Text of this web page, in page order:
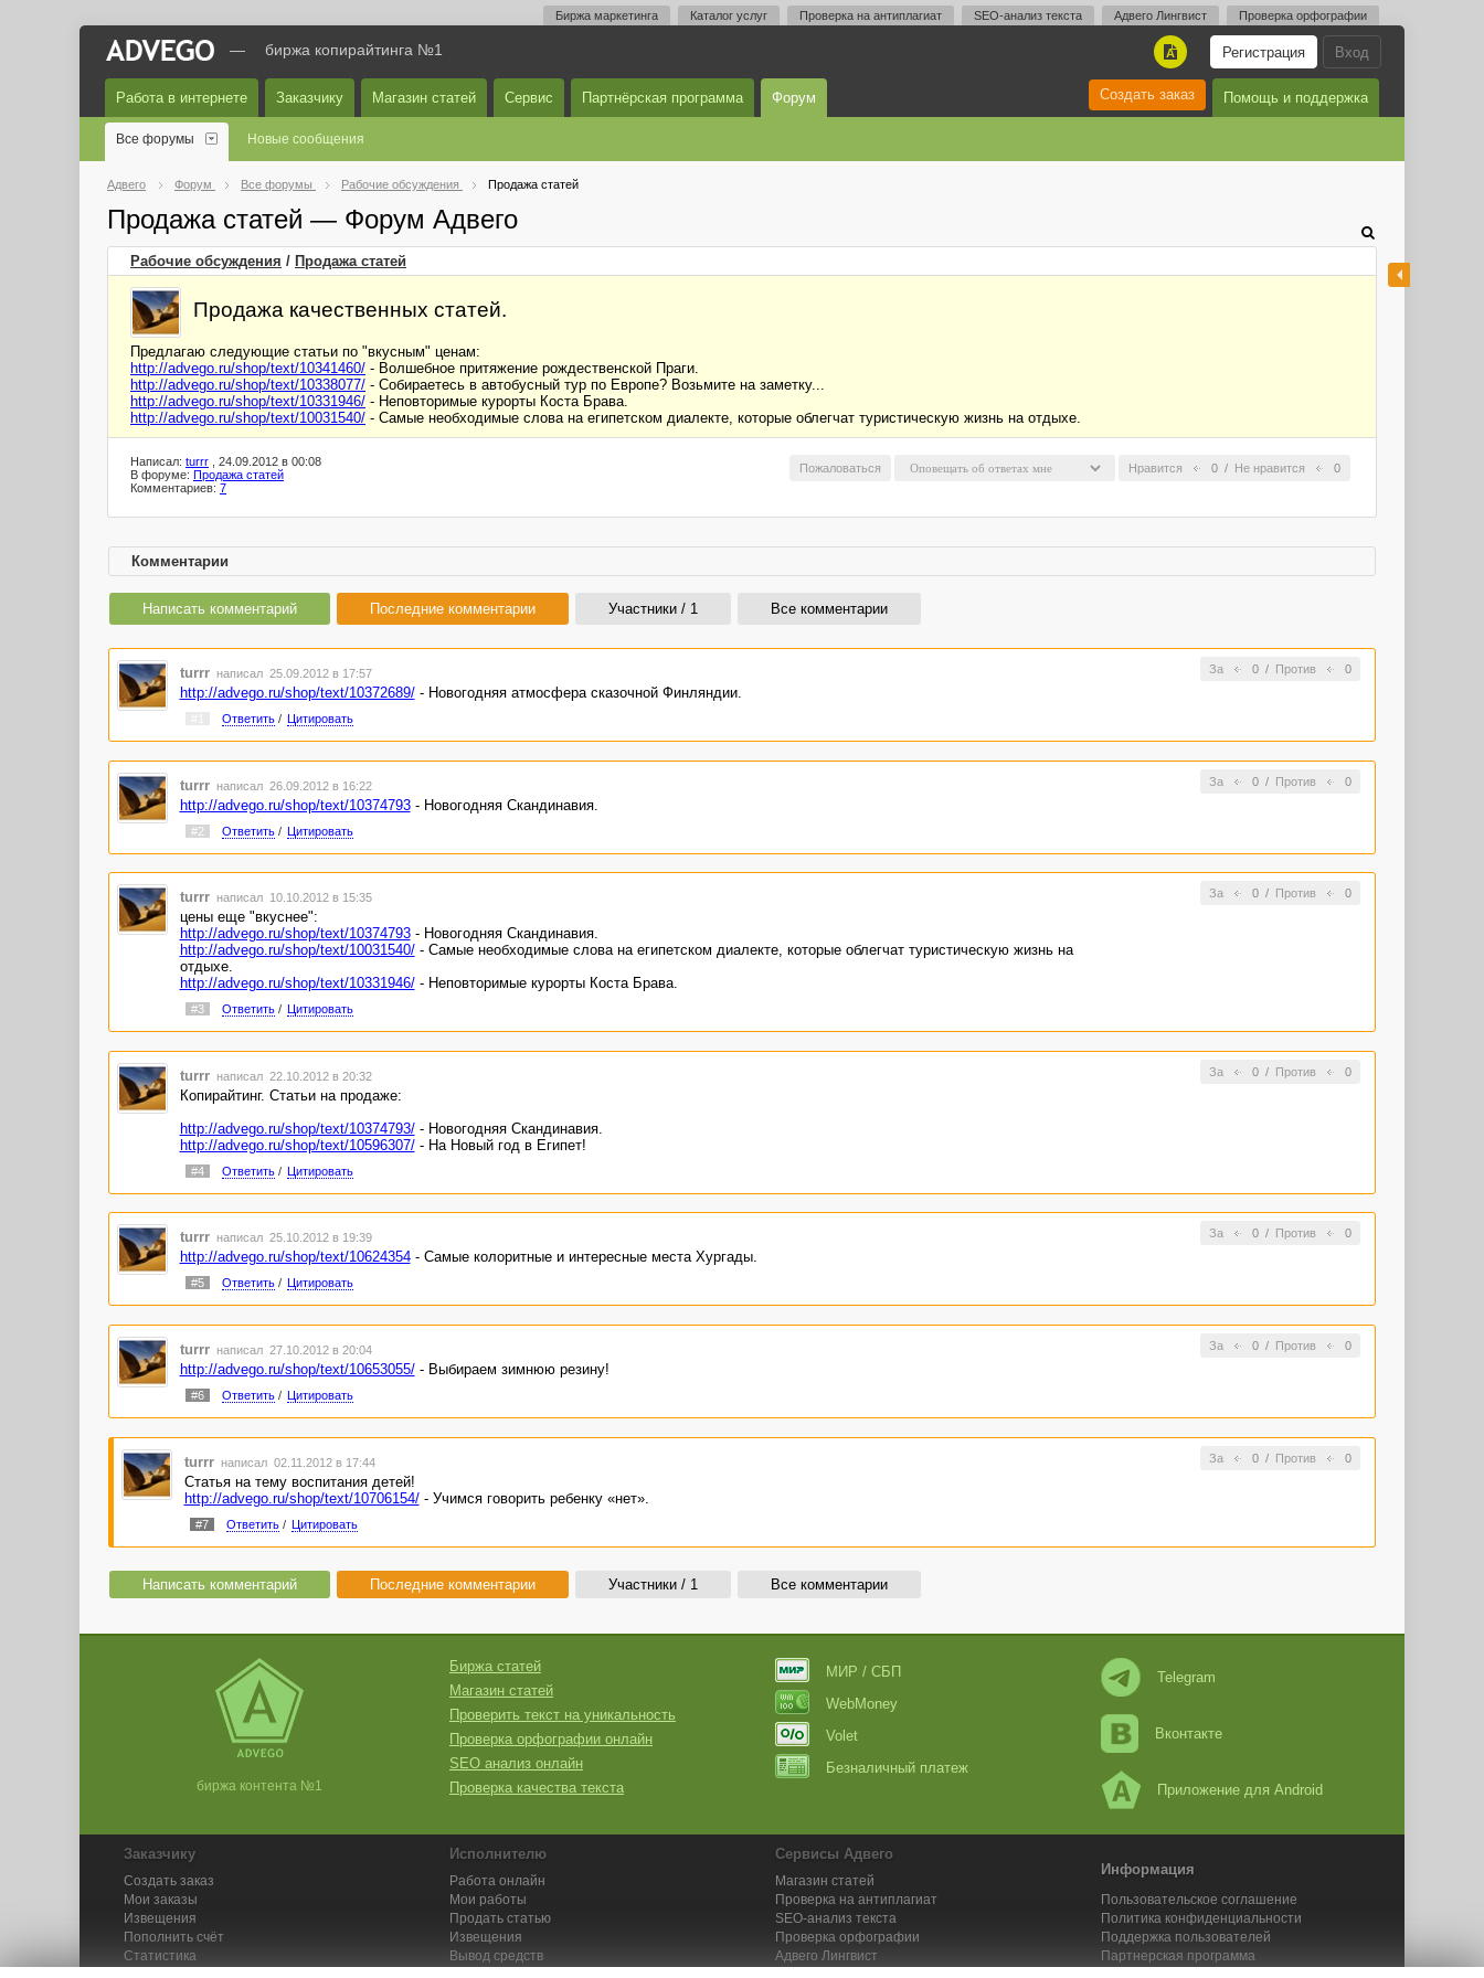
Биржа маркетинга Каталог услуг Проверка на антиплагиат SEO-анализ текста Адвего Лингвист Проверка орфографии
Вход
Регистрация
A
— биржа копирайтинга №1
Работа в интернете Заказчику Магазин статей Сервис Партнёрская программа Форум Помощь и поддержка
Создать заказ
Все форумы Новые сообщения
Адвего Форум Все форумы Рабочие обсуждения Продажа статей
Продажа статей — Форум Адвего
Рабочие обсуждения / Продажа статей
Продажа качественных статей.
Предлагаю следующие статьи по "вкусным" ценам:
http://advego.ru/shop/text/10341460/ - Волшебное притяжение рождественской Праги.
http://advego.ru/shop/text/10338077/ - Собираетесь в автобусный тур по Европе? Возьмите на заметку...
http://advego.ru/shop/text/10331946/ - Неповторимые курорты Коста Брава.
http://advego.ru/shop/text/10031540/ - Самые необходимые слова на египетском диалекте, которые облегчат туристическую жизнь на отдыхе.
Нравится 0 / Не нравится 0
Пожаловаться
Написал: turrr , 24.09.2012 в 00:08
В форуме: Продажа статей
Комментариев: 7
Комментарии
Написать комментарий Последние комментарии Участники / 1 Все комментарии
За 0/ Против 0
turrr написал 25.09.2012 в 17:57
http://advego.ru/shop/text/10372689/- Новогодняя атмосфера сказочной Финляндии.
Ответить/ Цитировать
За 0/ Против 0
turrr написал 26.09.2012 в 16:22
http://advego.ru/shop/text/10374793- Новогодняя Скандинавия.
#2 Ответить/ Цитировать
За 0/ Против 0
turrr написал 10.10.2012 в 15:35
цены еще "вкуснее":
http://advego.ru/shop/text/10374793- Новогодняя Скандинавия.
http://advego.ru/shop/text/10031540/- Самые необходимые слова на египетском диалекте, которые облегчат туристическую жизнь на
отдыхе.
http://advego.ru/shop/text/10331946/- Неповторимые курорты Коста Брава.
#3 Ответить/ Цитировать
За 0/ Против 0
turrr написал 22.10.2012 в 20:32
Копирайтинг. Статьи на продаже:
http://advego.ru/shop/text/10374793/- Новогодняя Скандинавия.
http://advego.ru/shop/text/10596307/- На Новый год в Египет!
#4 Ответить/ Цитировать
За 0/ Против 0
turrr написал 25.10.2012 в 19:39
http://advego.ru/shop/text/10624354- Самые колоритные и интересные места Хургады.
#5 Ответить/ Цитировать
За 0/ Против 0
turrr написал 27.10.2012 в 20:04
http://advego.ru/shop/text/10653055/- Выбираем зимнюю резину!
#6 Ответить/ Цитировать
За 0/ Против 0
turrr написал 02.11.2012 в 17:44
Статья на тему воспитания детей!
http://advego.ru/shop/text/10706154/- Учимся говорить ребенку «нет».
#7 Ответить/ Цитировать
Написать комментарий Последние комментарии Участники / 1 Все комментарии
биржа контента №1
Биржа статей
Магазин статей
Проверить текст на уникальность
Проверка орфографии онлайн
SEO анализ онлайн
Проверка качества текста
МИР / СБП
WebMoney
Volet
Безналичный платеж
Telegram
Вконтакте
Приложение для Android
Заказчику
Создать заказ
Мои заказы
Извещения
Пополнить счёт
Статистика
Исполнителю
Работа онлайн
Мои работы
Продать статью
Извещения
Вывод средств
Сервисы Адвего
Магазин статей
Проверка на антиплагиат
SEO-анализ текста
Проверка орфографии
Адвего Лингвист
Информация
Пользовательское соглашение
Политика конфиденциальности
Поддержка пользователей
Партнерская программа